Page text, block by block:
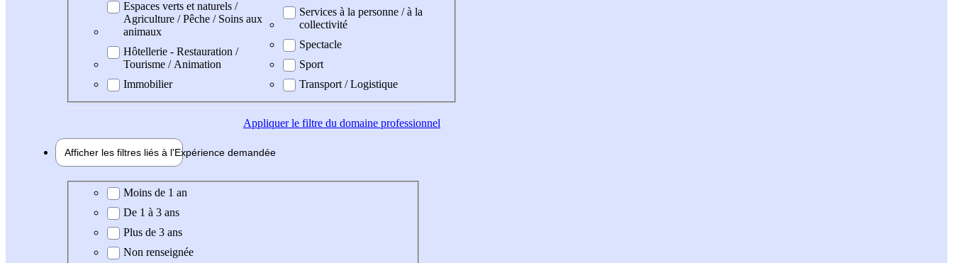
Espaces verts et naturels /
Agriculture / Pêche / Soins aux
animaux
Hôtellerie - Restauration /
Tourisme / Animation
Immobilier
Services à la personne / à la
collectivité
Spectacle
Sport
Transport / Logistique
Appliquerle filtre du domaine professionnel
Afficher les filtres liés à l'Expérience demandée
Expérience demandée
Moins de 1 an
De 1 à 3 ans
Plus de 3 ans
Non renseignée